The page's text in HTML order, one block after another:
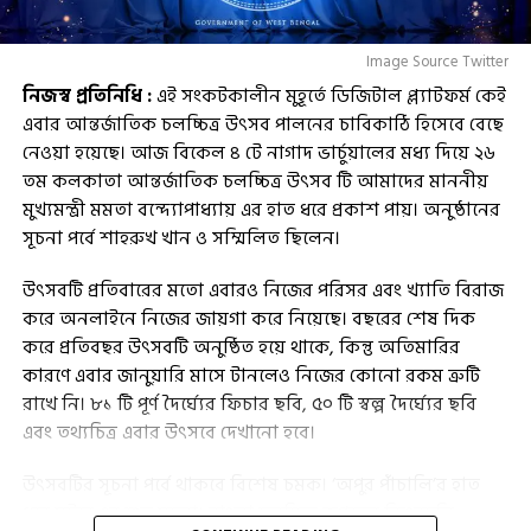
Image Source Twitter
নিজস্ব প্রতিনিধি :এই সংকটকালীন মুহূর্তে ডিজিটাল প্ল্যাটফর্ম কেই
এবার আন্তর্জাতিক চলচ্চিত্র উৎসব পালনের চাবিকাঠি হিসেবে বেছে
নেওয়া হয়েছে। আজ বিকেল ৪ টে নাগাদ ভার্চুয়ালের মধ্য দিয়ে ২৬
তম কলকাতা আন্তর্জাতিক চলচ্চিত্র উৎসব টি আমাদের মাননীয়
মুখ্যমন্ত্রী মমতা বন্দ্যোপাধ্যায় এর হাত ধরে প্রকাশ পায়। অনুষ্ঠানের
সূচনা পর্বে শাহরুখ খান ও সম্মিলিত ছিলেন।
উৎসবটি প্রতিবারের মতো এবারও নিজের পরিসর এবং খ্যাতি বিরাজ
করে অনলাইনে নিজের জায়গা করে নিয়েছে। বছরের শেষ দিক
করে প্রতিবছর উৎসবটি অনুষ্ঠিত হয়ে থাকে, কিন্তু অতিমারির
কারণে এবার জানুয়ারি মাসে টানলেও নিজের কোনো রকম ত্রুটি
রাখে নি। ৮১ টি পূর্ণ দৈর্ঘ্যের ফিচার ছবি, ৫০ টি স্বল্প দৈর্ঘ্যের ছবি
এবং তথ্যচিত্র এবার উৎসবে দেখানো হবে।
ধরে ঘটবে এর শুভ সূচনা। বাংলা চলচ্চিত্র জগতের কিংবদন্তি